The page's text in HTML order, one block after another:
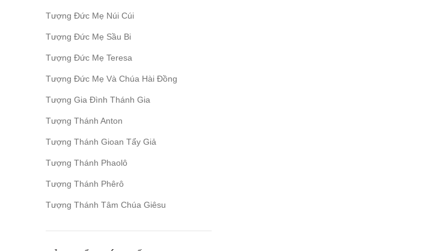
Tượng Đức Mẹ Núi Cúi
Tượng Đức Mẹ Sầu Bi
Tượng Đức Mẹ Teresa
Tượng Đức Mẹ Và Chúa Hài Đồng
Tượng Gia Đình Thánh Gia
Tượng Thánh Anton
Tượng Thánh Gioan Tẩy Giả
Tượng Thánh Phaolô
Tượng Thánh Phêrô
Tượng Thánh Tâm Chúa Giêsu